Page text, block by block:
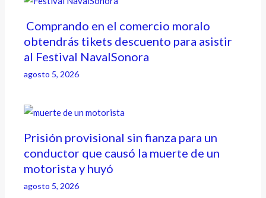
Comprando en el comercio moralo
obtendrás tikets descuento para asistir
al Festival NavalSonora
agosto 5, 2026
Prisión provisional sin fianza para un
conductor que causó la muerte de un
motorista y huyó
agosto 5, 2026